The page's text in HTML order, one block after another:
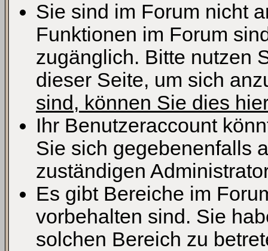
Sie sind im Forum nicht
Funktionen im Forum
zugänglich. Bitte nutzen
dieser Seite, um sich
sind, können Sie dies
Ihr Benutzeraccount
Sie sich gegebenenfalls
zuständigen
Es gibt Bereiche im
vorbehalten sind. Sie
solchen Bereich zu